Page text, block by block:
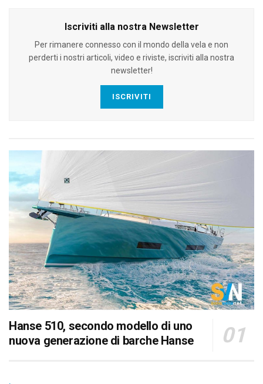
Iscriviti alla nostra Newsletter
Per rimanere connesso con il mondo della vela e non
perderti i nostri articoli, video e riviste, iscriviti alla nostra
newsletter!
ISCRIVITI
Hanse 510, secondo modello di uno
nuova generazione di barche Hanse